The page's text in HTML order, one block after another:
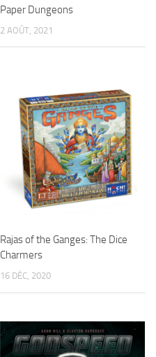
Paper Dungeons
2 AOÛT, 2021
Rajas of the Ganges: The Dice
Charmers
16 DÉC, 2020